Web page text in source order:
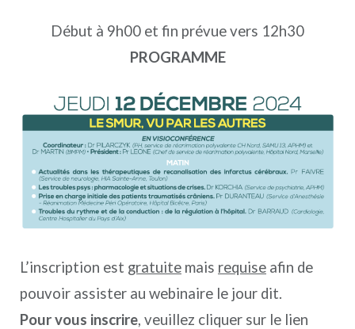
Début à 9h00 et fin prévue vers 12h30
PROGRAMME
L’inscription est gratuitemais requiseafin de
pouvoir assister au webinaire le jour dit.
Pour vous inscrire, veuillez cliquer sur le lien